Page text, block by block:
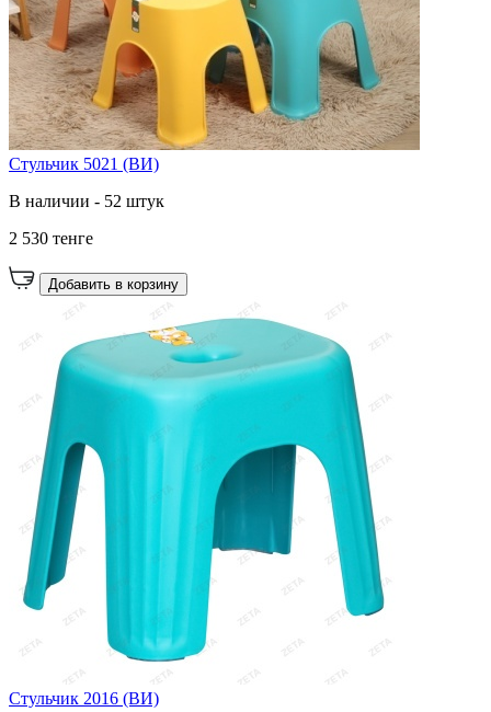
Стульчик 5021 (ВИ)
В наличии - 52 штук
2 530 тенге
Добавить в корзину
Стульчик 2016 (ВИ)